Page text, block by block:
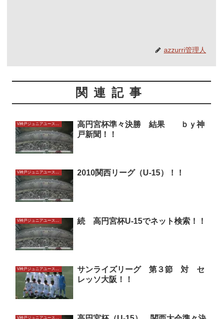
azzurri管理人
関連記事
高円宮杯準々決勝 結果 ｂｙ神
戸新聞！！
V神戸ジュニアユースU15 2010関西リーグ（U-15）！！
V神戸ジュニアユースU15 続 高円宮杯U-15でネット検索！！
V神戸ジュニアユースU15
サンライズリーグ 第３節 対 セ
レッソ大阪！！